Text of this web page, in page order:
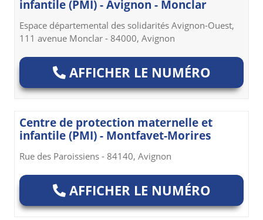
infantile (PMI) - Avignon - Monclar
Espace départemental des solidarités Avignon-Ouest,
111 avenue Monclar - 84000, Avignon
AFFICHER LE NUMÉRO
Centre de protection maternelle et
infantile (PMI) - Montfavet-Morires
Rue des Paroissiens - 84140, Avignon
AFFICHER LE NUMÉRO